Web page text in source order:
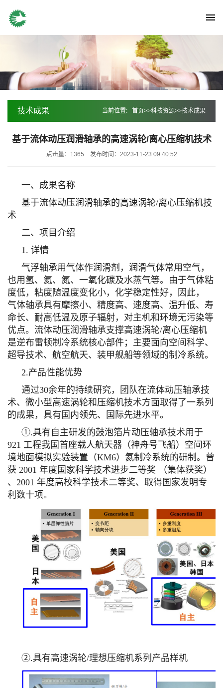
技术成果 当前位置: 首页>>科技资源>>技术成果
基于流体动压润滑轴承的高速涡轮/离心压缩机技术
点击量：1365 发布时间：2023-11-23 09:40:52
一、成果名称
基于流体动压润滑轴承的高速涡轮/离心压缩机技
术
二、项目介绍
1. 详情
气浮轴承用气体作润滑剂，润滑气体常用空气，
也用氢、氦、氮、一氧化碳及水蒸气等。由于气体粘
度低，粘度随温度变化小，化学稳定性好，因此，
气体轴承具有摩擦小、精度高、速度高、温升低、寿
命长、耐高低温及原子辐射，对主机和环境无污染等
优点。流体动压润滑轴承支撑高速涡轮/离心压缩机
是逆布雷顿制冷系统核心部件；主要面向空间科学、
超导技术、航空航天、装甲舰船等领域的制冷系统。
2.产品性能优势
通过30余年的持续研究，团队在流体动压轴承技
术、微小型高速涡轮和压缩机技术方面取得了一系列
的成果，具有国内领先、国际先进水平。
①.具有自主研发的鼓泡箔片动压轴承技术用于
921 工程我国首座载人航天器（神舟号飞船）空间环
境地面模拟实验装置（KM6）氦制冷系统的研制。曾
获 2001 年度国家科学技术进步二等奖 （集体获奖）
、2001 年度高校科学技术二等奖、取得国家发明专
利数十项。
②.具有高速涡轮/理想压缩机系列产品样机